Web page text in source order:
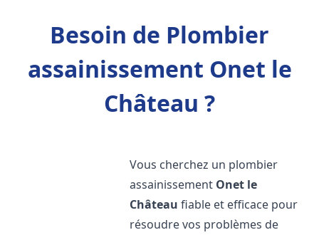
Besoin de Plombier
assainissement Onet le
Château ?
Vous cherchez un plombier
assainissement Onet le
Château fiable et efficace pour
résoudre vos problèmes de